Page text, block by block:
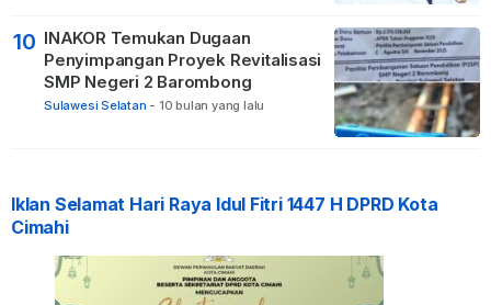
10 INAKOR Temukan Dugaan
Penyimpangan Proyek Revitalisasi
SMP Negeri 2 Barombong
Sulawesi Selatan - 10 bulan yang lalu
Iklan Selamat Hari Raya Idul Fitri 1447 H DPRD Kota
Cimahi